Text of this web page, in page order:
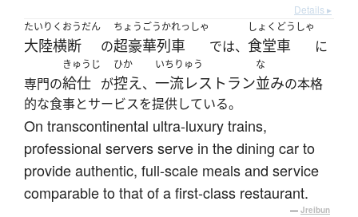
Details ▸
たいりくおうだん
大陸横断 の
ちょうごうかれっしゃ
超豪華列車 では、
しょくどうしゃ
食堂車 に
専門の
きゅうじ
給仕 が
ひか
控え、
いちりゅう
一流レストラン
な
並みの本格
的な食事とサービスを提供している。
On transcontinental ultra-luxury trains,
professional servers serve in the dining car to
provide authentic, full-scale meals and service
comparable to that of a first-class restaurant.
— Jreibun